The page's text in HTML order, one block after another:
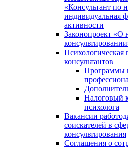
«Консультант по
индивидуальная
активности
Законопроект «О
Психологическая
консультантов
Программы
Налоговый
психолога
Вакансии
соискателей в
консультирования
Соглашения о